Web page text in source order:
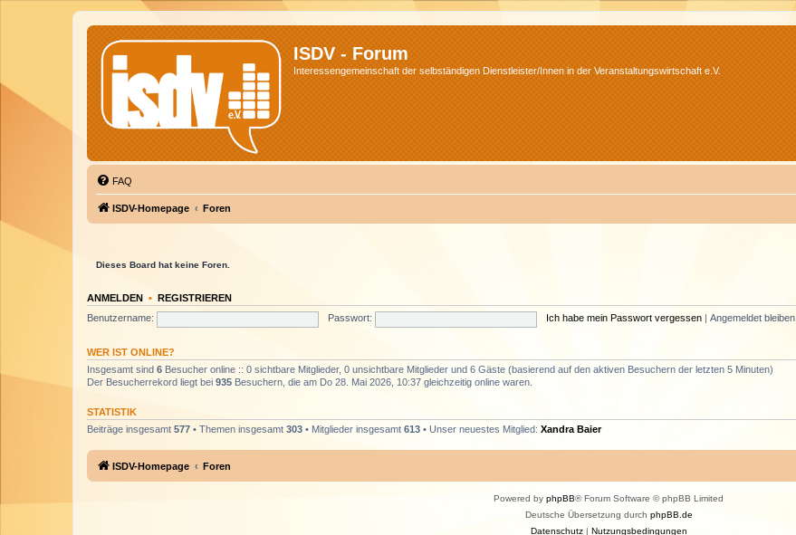
ISDV - Forum
Interessengemeinschaft der selbständigen Dienstleister/Innen in der Veranstaltungswirtschaft e.V.
FAQ
ISDV-Homepage Foren
Dieses Board hat keine Foren.
ANMELDEN • REGISTRIEREN
Benutzername:
Passwort: Ich habe mein Passwort vergessen Angemeldet bleiben
WER IST ONLINE?
Insgesamt sind 6 Besucher online :: 0 sichtbare Mitglieder, 0 unsichtbare Mitglieder und 6 Gäste (basierend auf den aktiven Besuchern der letzten 5 Minuten)
Der Besucherrekord liegt bei 935 Besuchern, die am Do 28. Mai 2026, 10:37 gleichzeitig online waren.
STATISTIK
Beiträge insgesamt 577 • Themen insgesamt 303 • Mitglieder insgesamt 613 • Unser neuestes Mitglied: Xandra Baier
ISDV-Homepage Foren
Powered by phpBB® Forum Software © phpBB Limited
Deutsche Übersetzung durch phpBB.de
Datenschutz| Nutzungsbedingungen